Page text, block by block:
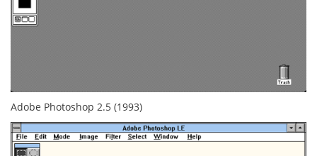
Adobe Photoshop 2.5 (1993)